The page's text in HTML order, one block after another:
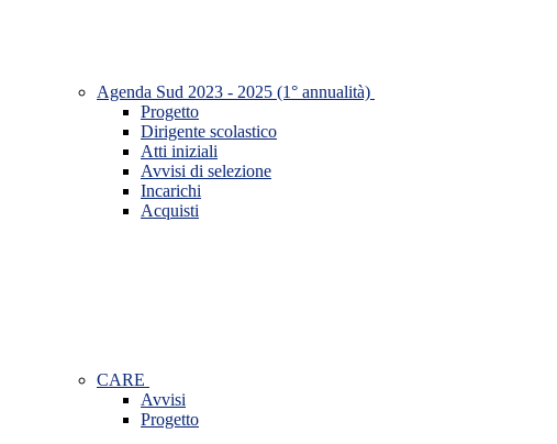
Agenda Sud 2023 - 2025 (1° annualità)
Progetto
Dirigente scolastico
Atti iniziali
Avvisi di selezione
Incarichi
Acquisti
CARE
Avvisi
Progetto